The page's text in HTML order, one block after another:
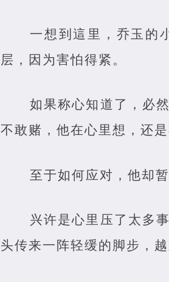
一想到這里，乔玉的
层，因为害怕得紧。
如果称心知道了，必
不敢赌，他在心里想，还
至于如何应对，他却
兴许是心里压了太多
头传来一阵轻缓的脚步，